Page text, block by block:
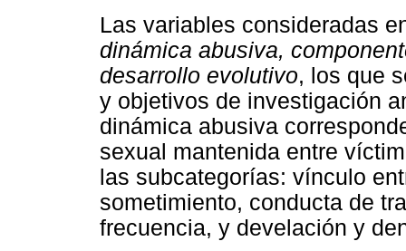
Las variables consideradas
dinámica abusiva,
desarrollo evolutivo, los que
y objetivos de investigación
dinámica abusiva
sexual mantenida entre
las subcategorías: vínculo
sometimiento, conducta de
frecuencia, y develación y